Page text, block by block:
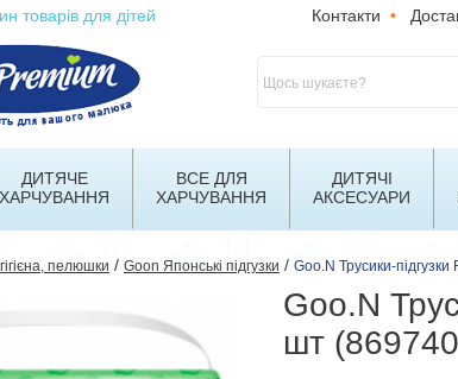
товарів для дітей Контакти •
ДИТЯЧЕ
ХАРЧУВАННЯ
ВСЕ ДЛЯ
ХАРЧУВАННЯ
ДИТЯЧІ
АКСЕСУАРИ
пелюшки / Goon Японські підгузки / Goo.N Трусики-
Goo.N
шт